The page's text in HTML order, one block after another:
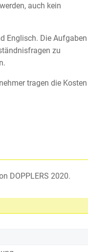
auch kein
Englisch. Die Aufgaben
zu
tragen die Kosten
DOPPLERS 2020.